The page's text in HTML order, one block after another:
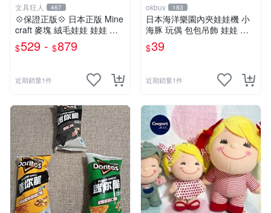
文具狂人 467
💠保證正版💠 日本正版 Mine
craft 麥塊 絨毛娃娃 娃娃 玩
偶 公仔 苦力怕 終界使者 六
角恐龍 👉 全日控
$529 - $879
近期銷量1件
okbuy 183
日本海洋樂園內夾娃娃機 小
海豚 玩偶 包包吊飾 娃娃 玩
具 床伴 粉紅色 紫色 藍色 灰
色 全新台北現貨
$39
近期銷量1件